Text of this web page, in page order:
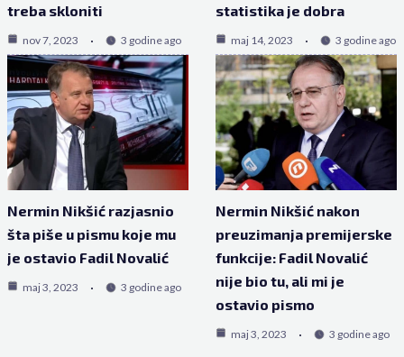
treba skloniti
nov 7, 2023 3 godine ago
statistika je dobra
maj 14, 2023 3 godine ago
Nermin Nikšić razjasnio
šta piše u pismu koje mu
je ostavio Fadil Novalić
maj 3, 2023 3 godine ago
Nermin Nikšić nakon
preuzimanja premijerske
funkcije: Fadil Novalić
nije bio tu, ali mi je
ostavio pismo
maj 3, 2023 3 godine ago